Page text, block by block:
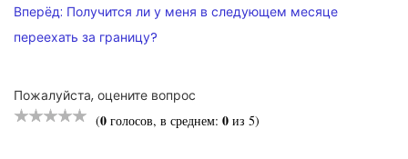
ПО
ЗАПИСЯМ
Вперёд: Получится ли у меня в следующем месяце
переехать за границу?
Пожалуйста, оцените вопрос
(0 голосов, в среднем: 0 из 5)